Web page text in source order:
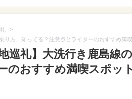
>
り方、知ってる？注意点とライターのおすすめ満
巡礼】大洗行き鹿島線
のおすすめ満喫スポッ